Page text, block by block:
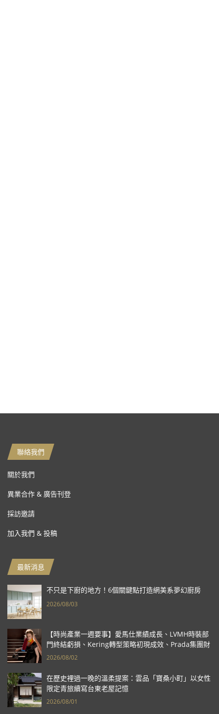
聯絡我們
關於我們
異業合作 & 廣告刊登
採訪邀請
加入我們 & 投稿
最新消息
不只是下廚的地方！6個關鍵點打造網美系夢幻廚房
2026/08/03
【時尚產業一週要事】愛馬仕業績成長、LVMH時裝部
門終結虧損、Kering轉型策略初現成效、Prada集團財
報亮眼
2026/08/02
在歷史裡過一晚的溫柔提案：雲品「寶桑小町」以女性
限定青旅續寫台東老屋記憶
2026/08/01